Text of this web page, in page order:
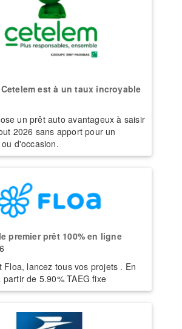
est à un taux incroyable
un prêt auto avantageux à saisir
2026 sans apport pour un
d'occasion.
premier prêt 100% en ligne
Floa, lancez tous vos projets . En
de 5.90% TAEG fixe